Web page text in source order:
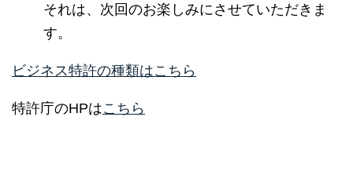
それは、次回のお楽しみにさせていただきま
す。
ビジネス特許の種類はこちら
特許庁のHPはこちら